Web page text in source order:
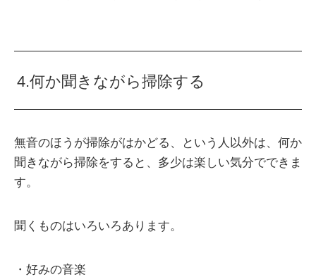
4.何か聞きながら掃除する
無音のほうが掃除がはかどる、という人以外は、何か
聞きながら掃除をすると、多少は楽しい気分でできま
す。
聞くものはいろいろあります。
・好みの音楽